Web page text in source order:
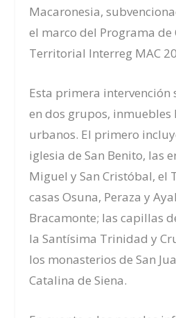
Macaronesia,
el marco del Programa de
Territorial Interreg MAC
Esta primera intervención
en dos grupos, inmuebles
urbanos. El primero
iglesia de San Benito, las
Miguel y San Cristóbal, el
casas Osuna, Peraza y
Bracamonte; las capillas
la Santísima Trinidad y
los monasterios de San
Catalina de Siena.